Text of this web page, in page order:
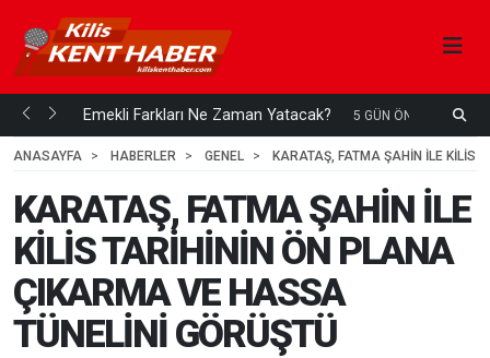
mi... Emekli Farkları Ne Zaman Yatacak? 5 GÜN ÖNCE
ANASAYFA
HABERLER GENEL KARATAŞ, FATMA ŞAHİN İLE KİLİS
KARATAŞ, FATMA ŞAHİN İLE
KİLİS TARİHİNİN ÖN PLANA
ÇIKARMA VE HASSA
TÜNELİNİ GÖRÜŞTÜ